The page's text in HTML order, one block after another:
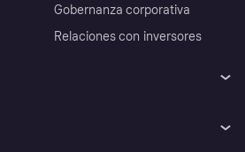
Gobernanza corporativa
Relaciones con inversores